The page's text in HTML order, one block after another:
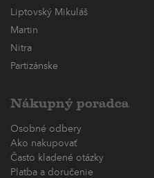
Liptovský Mikuláš
Martin
Nitra
Partizánske
Nákupný poradca
Osobné odbery
Ako nakupovať
Často kladené otázky
Platba a doručenie